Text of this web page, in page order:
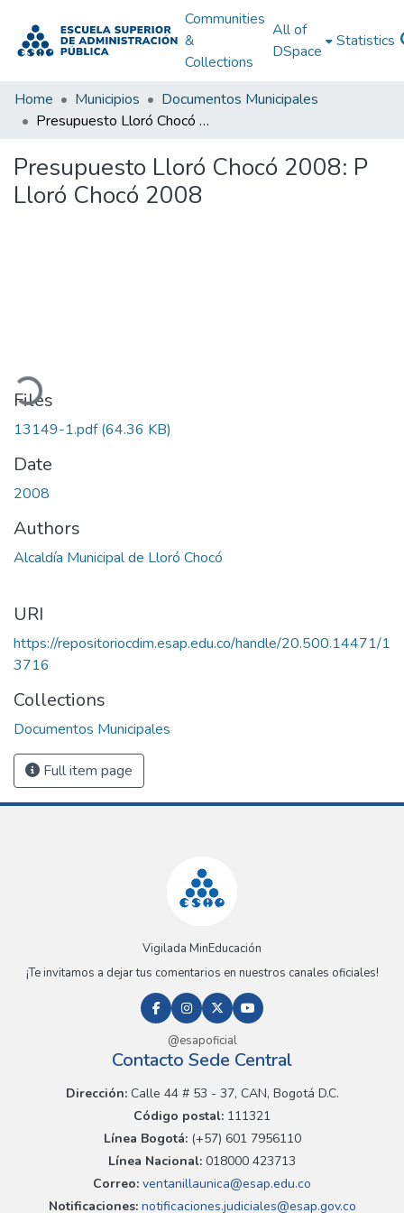
Communities
&
Collections
All of
DSpace
Statistics
Home Municipios
Documentos Municipales
Presupuesto Lloró Chocó 2008: P Lloró Chocó 2008
Presupuesto Lloró Chocó 2008: P
Lloró Chocó 2008
Files
13149-1.pdf(64.36 KB)
Date
2008
Authors
Alcaldía Municipal de Lloró Chocó
URI
https://repositoriocdim.esap.edu.co/handle/20.500.14471/1
3716
Collections
Documentos Municipales
Full item page
Vigilada MinEducación
¡Te invitamos a dejar tus comentarios en nuestros canales oficiales!
@esapoficial
Contacto Sede Central
Dirección:Calle 44 # 53 - 37, CAN, Bogotá D.C.
Código postal: 111321
Línea Bogotá:(+57) 601 7956110
Línea Nacional: 018000 423713
Correo: ventanillaunica@esap.edu.co
Notificaciones:notificaciones.judiciales@esap.gov.co